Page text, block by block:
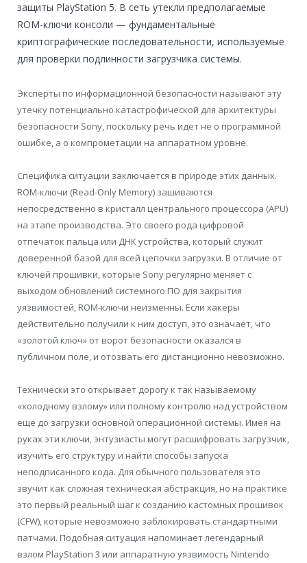
защиты PlayStation 5. В сеть утекли предполагаемые
ROM-ключи консоли — фундаментальные
криптографические последовательности, используемые
для проверки подлинности загрузчика системы.
Эксперты по информационной безопасности называют эту
утечку потенциально катастрофической для архитектуры
безопасности Sony, поскольку речь идет не о программной
ошибке, а о компрометации на аппаратном уровне.
Специфика ситуации заключается в природе этих данных.
ROM-ключи (Read-Only Memory) зашиваются
непосредственно в кристалл центрального процессора (APU)
на этапе производства. Это своего рода цифровой
отпечаток пальца или ДНК устройства, который служит
доверенной базой для всей цепочки загрузки. В отличие от
ключей прошивки, которые Sony регулярно меняет с
выходом обновлений системного ПО для закрытия
уязвимостей, ROM-ключи неизменны. Если хакеры
действительно получили к ним доступ, это означает, что
«золотой ключ» от ворот безопасности оказался в
публичном поле, и отозвать его дистанционно невозможно.
Технически это открывает дорогу к так называемому
«холодному взлому» или полному контролю над устройством
еще до загрузки основной операционной системы. Имея на
руках эти ключи, энтузиасты могут расшифровать загрузчик,
изучить его структуру и найти способы запуска
неподписанного кода. Для обычного пользователя это
звучит как сложная техническая абстракция, но на практике
это первый реальный шаг к созданию кастомных прошивок
(CFW), которые невозможно заблокировать стандартными
патчами. Подобная ситуация напоминает легендарный
взлом PlayStation 3 или аппаратную уязвимость Nintendo